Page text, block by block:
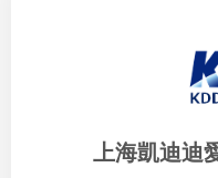
上海凱迪迪